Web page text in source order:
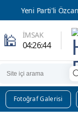
Özcan: 2025'te 168
🕌 İMSAK
04:26:43
Fotoğraf Galerisi